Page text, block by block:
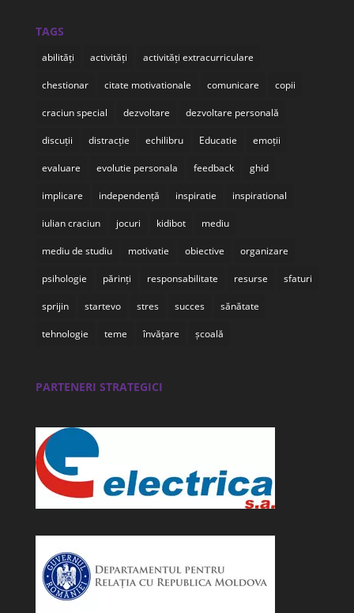
TAGS
abilități activități activități extracurriculare
chestionar citate motivationale comunicare copii
craciun special dezvoltare dezvoltare personală
discuții distracție echilibru Educatie emoții
evaluare evolutie personala feedback ghid
implicare independență inspiratie inspirational
iulian craciun jocuri kidibot mediu
mediu de studiu motivatie obiective organizare
psihologie părinți responsabilitate resurse sfaturi
sprijin startevo stres succes sănătate
tehnologie teme învățare școală
PARTENERI STRATEGICI